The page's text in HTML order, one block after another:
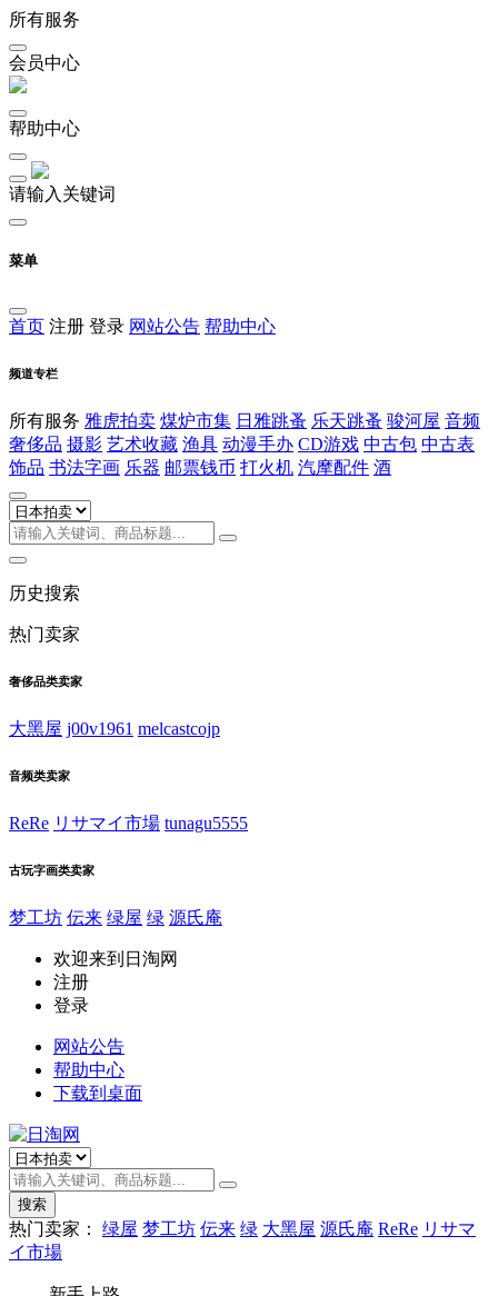
所有服务
会员中心
帮助中心
请输入关键词
菜单
首页 注册 登录 网站公告 帮助中心
频道专栏
所有服务 雅虎拍卖 煤炉市集 日雅跳蚤 乐天跳蚤 骏河屋 音频
奢侈品 摄影 艺术收藏 渔具 动漫手办 CD游戏 中古包 中古表
饰品 书法字画 乐器 邮票钱币 打火机 汽摩配件 酒
历史搜索
热门卖家
奢侈品类卖家
大黑屋 j00v1961 melcastcojp
音频类卖家
ReRe リサマイ市場 tunagu5555
古玩字画类卖家
梦工坊 伝来 绿屋 绿 源氏庵
欢迎来到日淘网
注册
登录
网站公告
帮助中心
下载到桌面
搜索
热门卖家： 绿屋 梦工坊 伝来 绿 大黑屋 源氏庵 ReRe リサマ
イ市場